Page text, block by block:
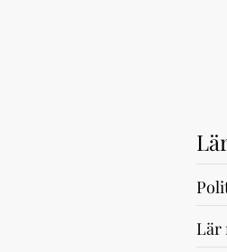
Lär